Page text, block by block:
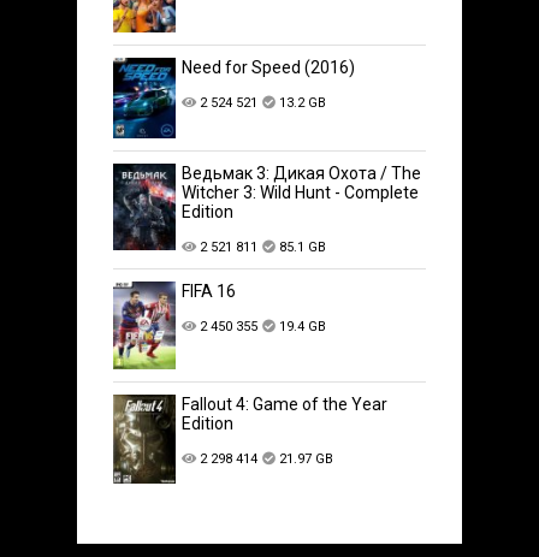
Need for Speed (2016)
2 524 521 13.2 GB
Ведьмак 3: Дикая Охота / The
Witcher 3: Wild Hunt - Complete
Edition
2 521 811 85.1 GB
FIFA 16
2 450 355 19.4 GB
Fallout 4: Game of the Year
Edition
2 298 414 21.97 GB